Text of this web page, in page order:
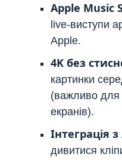
Apple Music
live-виступи
Apple.
4K без
картинки
(важливо для
екранів).
Інтеграція
дивитися